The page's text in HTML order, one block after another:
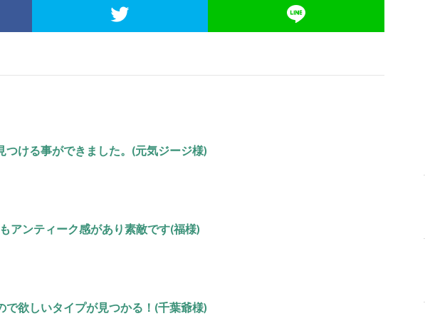
つける事ができました。(元気ジージ様)
アンティーク感があり素敵です(福様)
で欲しいタイプが見つかる！(千葉爺様)